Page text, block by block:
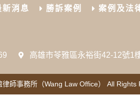
新消息 勝訴案例 案例及法
高雄市苓雅區永裕街42-12號1
律師事務所（Wang Law Office） All Rights